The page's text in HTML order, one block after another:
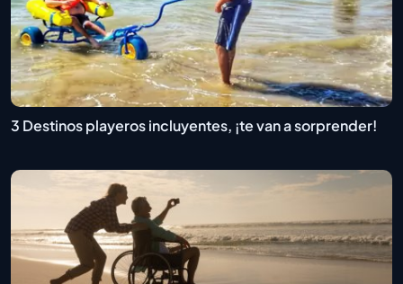
3 Destinos playeros incluyentes, ¡te van a sorprender!